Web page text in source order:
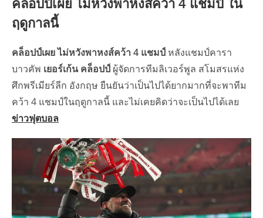
ฤดูกาลนี้
คล็อปป์เผย ไม่หวังพาหงส์คว้า 4 แชมป์หลังแชมป์คารา
บาวคัพ เยอร์เก้น คล็อปป์ ผู้จัดการทีมลิเวอร์พูล สโมสรแห่ง
ศึกพรีเมียร์ลีก อังกฤษ ยืนยันว่าเป็นไปได้ยากมากที่จะพาทีม
คว้า 4 แชมป์ในฤดูกาลนี้ และไม่เคยคิดว่าจะเป็นไปได้เลย
ข่าวฟุตบอล